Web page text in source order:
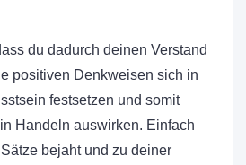
du dadurch deinen Verstand
positiven Denkweisen sich in
festsetzen und somit
Handeln auswirken. Einfach
bejaht und zu deiner